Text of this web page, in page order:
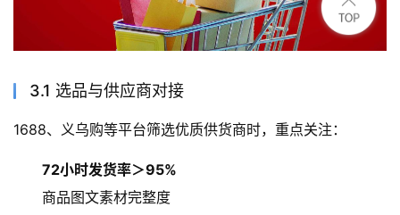
3.1 选品与供应商对接
1688、义乌购等平台筛选优质供货商时，重点关注：
72小时发货率＞95%
商品图文素材完整度